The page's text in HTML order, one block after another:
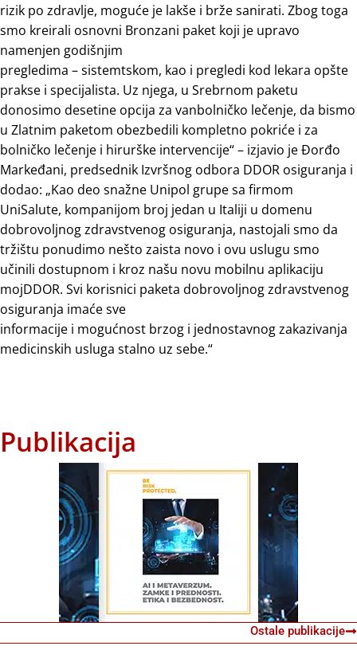
rizik po zdravlje, moguće je lakše i brže sanirati. Zbog toga
smo kreirali osnovni Bronzani paket koji je upravo
namenjen godišnjim
pregledima – sistemtskom, kao i pregledi kod lekara opšte
prakse i specijalista. Uz njega, u Srebrnom paketu
donosimo desetine opcija za vanbolničko lečenje, da bismo
u Zlatnim paketom obezbedili kompletno pokriće i za
bolničko lečenje i hirurške intervencije“ – izjavio je Đorđo
Markeđani, predsednik Izvršnog odbora DDOR osiguranja i
dodao: „Kao deo snažne Unipol grupe sa firmom
UniSalute, kompanijom broj jedan u Italiji u domenu
dobrovoljnog zdravstvenog osiguranja, nastojali smo da
tržištu ponudimo nešto zaista novo i ovu uslugu smo
učinili dostupnom i kroz našu novu mobilnu aplikaciju
mojDDOR. Svi korisnici paketa dobrovoljnog zdravstvenog
osiguranja imaće sve
informacije i mogućnost brzog i jednostavnog zakazivanja
medicinskih usluga stalno uz sebe.“
Publikacija
Ostale publikacije